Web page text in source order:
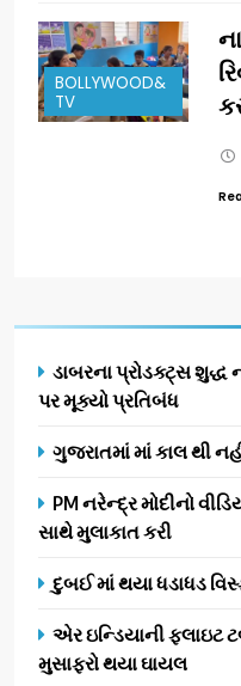
BOLLYWOOD&
TV
ડાબરના પ્રોડક્ટ્સ શુદ્ધ
પર મૂક્યો પ્રતિબંધ
ગુજરાતમાં માં કાલ થી
PM નરેન્દ્ર મોદીનો
સાથે મુલાકાત કરી
દુબઈ માં થયા ધડાધડ
એર ઇન્ડિયાની ફ્લાઇટ
મુસાફરો થયા ઘાયલ